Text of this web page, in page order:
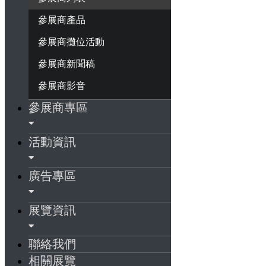
參展商產品
參展商攤位活動
參展商新聞稿
參展商影音
參展商專區
活動資訊
廣告專區
展覽資訊
聯絡我們
相關展覽